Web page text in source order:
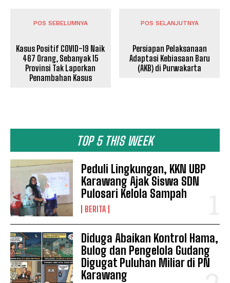
TOP 5 THIS WEEK
Peduli Lingkungan, KKN UBP
Karawang Ajak Siswa SDN
Pulosari Kelola Sampah
BERITA
Diduga Abaikan Kontrol Hama,
Bulog dan Pengelola Gudang
Digugat Puluhan Miliar di PN
Karawang
POS SEBELUMNYA
Kasus Positif COVID-19 Naik
467 Orang, Sebanyak 15
Provinsi Tak Laporkan
Penambahan Kasus
POS SELANJUTNYA
Persiapan Pelaksanaan
Adaptasi Kebiasaan Baru
(AKB) di Purwakarta